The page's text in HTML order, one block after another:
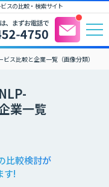
スの比較・検索サイト
ス比較と企業一覧（画像分類）
業一覧
比較検討が
す!